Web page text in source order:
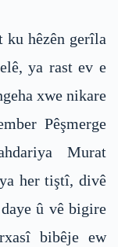
ku hêzên gerîla
ya rast ev e
xwe nikare
Pêşmerge
Murat
her tiştî, divê
û vê bigire
bibêje ew